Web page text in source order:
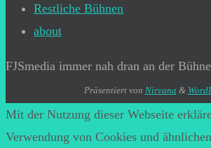
Restliche Bühnen
about
FJSmedia immer nah dran an der
Präsentiert von Nirvana &
Mit der Nutzung dieser Webseite
Verwendung von Cookies und